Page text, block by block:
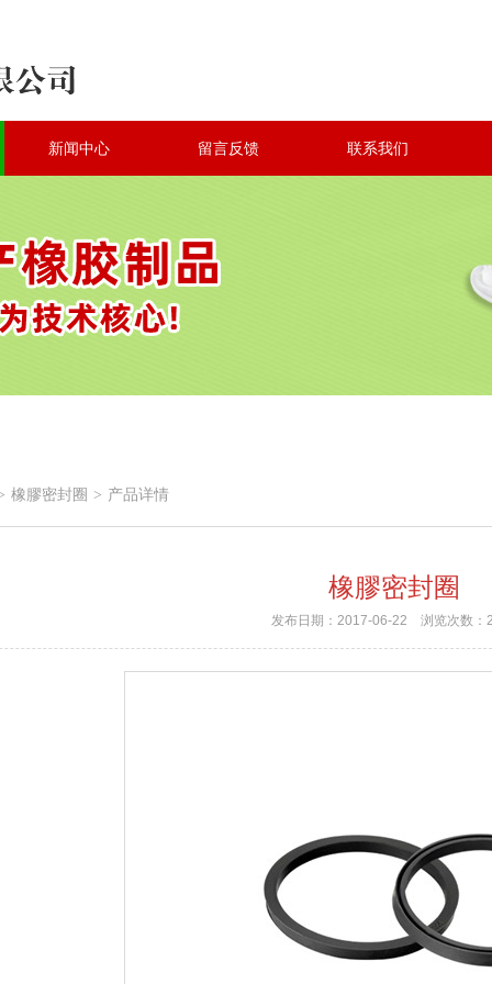
新闻中心 留言反馈 联系我们
橡膠密封圈 > 产品详情
橡膠密封圈
发布日期：2017-06-22 浏览次数：